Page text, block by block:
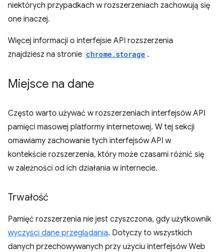
niektórych przypadkach w rozszerzeniach zachowują się
one inaczej.
Więcej informacji o interfejsie API rozszerzenia
znajdziesz na stronie chrome.storage .
Miejsce na dane
Często warto używać w rozszerzeniach interfejsów API
pamięci masowej platformy internetowej. W tej sekcji
omawiamy zachowanie tych interfejsów API w
kontekście rozszerzenia, który może czasami różnić się
w zależności od ich działania w internecie.
Trwałość
Pamięć rozszerzenia nie jest czyszczona, gdy użytkownik
wyczyści dane przeglądania. Dotyczy to wszystkich
danych przechowywanych przy użyciu interfejsów Web